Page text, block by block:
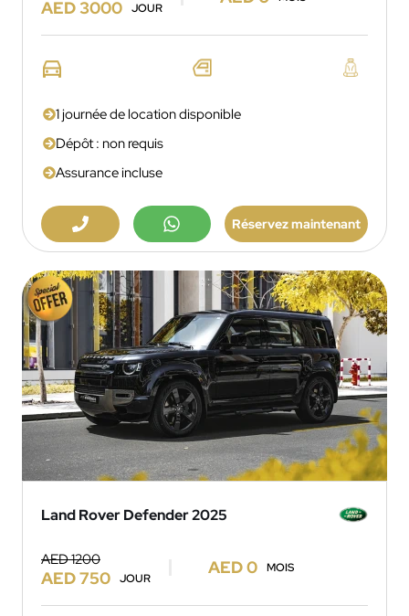
AED 3000 JOUR
1 journée de location disponible
Dépôt : non requis
Assurance incluse
Réservez maintenant
Land Rover Defender 2025
AED 1200
AED 750 JOUR
AED 0 MOIS